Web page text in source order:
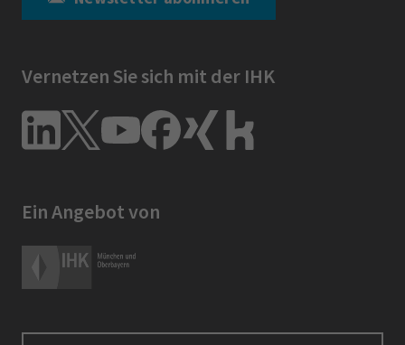
Vernetzen Sie sich mit der IHK
Ein Angebot von